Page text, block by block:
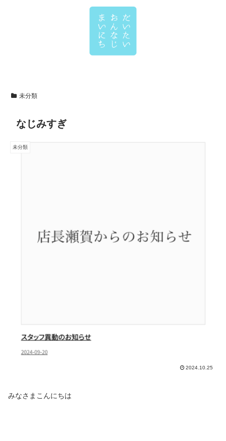
未分類
なじみすぎ
未分類
2024.10.25
みなさまこんにちは